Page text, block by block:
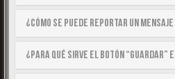
¿Cómo se puede reportar un
¿Para qué sirve el botón “Guardar”